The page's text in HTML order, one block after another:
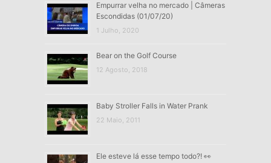
Empurrar velha no mercado | Câmeras
Escondidas (01/07/20)
1 Julho, 2020
Bear on the Golf Course
12 Agosto, 2018
Baby Stroller Falls in Water Prank
22 Maio, 2011
Ele esteve lá esse tempo todo?! 👀